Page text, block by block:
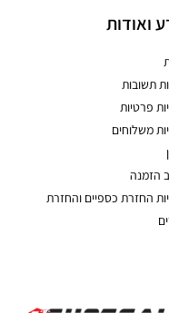
ואודות
תשובות
פרטיות
משלוחים
הזמנה
החזרת כספיים והחזרת